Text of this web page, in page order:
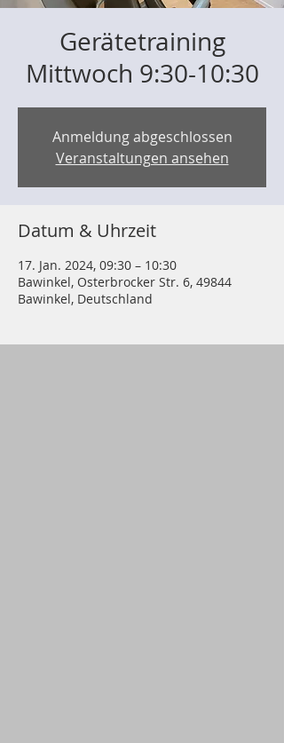
Gerätetraining
Mittwoch 9:30-10:30
Anmeldung abgeschlossen
Veranstaltungen ansehen
Datum & Uhrzeit
17. Jan. 2024, 09:30 – 10:30
Bawinkel, Osterbrocker Str. 6, 49844
Bawinkel, Deutschland